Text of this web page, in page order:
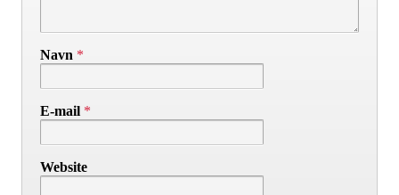
Navn *
E-mail *
Website